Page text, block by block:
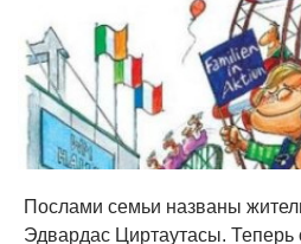
Послами семьи названы
Эдвардас Циртаутасы. Теперь